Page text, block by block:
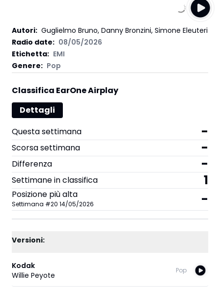
Autori: Guglielmo Bruno, Danny Bronzini, Simone Eleuteri
Radio date: 08/05/2026
Etichetta: EMI
Genere: Pop
Classifica EarOne Airplay
Dettagli
Questa settimana
-
Scorsa settimana -
Differenza -
Settimane in classifica 1
Posizione più alta
Settimana #20 14/05/2026 -
Versioni:
Kodak
Willie Peyote
Pop